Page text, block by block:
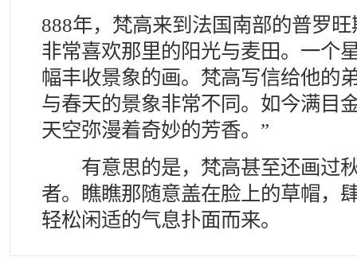
888年，梵高来到法国南部的普罗
非常喜欢那里的阳光与麦田。一个
幅丰收景象的画。梵高写信给他的
与春天的景象非常不同。如今满目
天空弥漫着奇妙的芳香。”
有意思的是，梵高甚至还画过
者。瞧瞧那随意盖在脸上的草帽，
轻松闲适的气息扑面而来。